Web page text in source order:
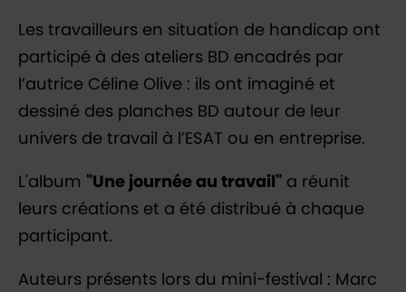
Les travailleurs en situation de handicap ont
participé à des ateliers BD encadrés par
l’autrice Céline Olive : ils ont imaginé et
dessiné des planches BD autour de leur
univers de travail à l’ESAT ou en entreprise.
L'album "Une journée au travail" a réunit
leurs créations et a été distribué à chaque
participant.
Auteurs présents lors du mini-festival : Marc